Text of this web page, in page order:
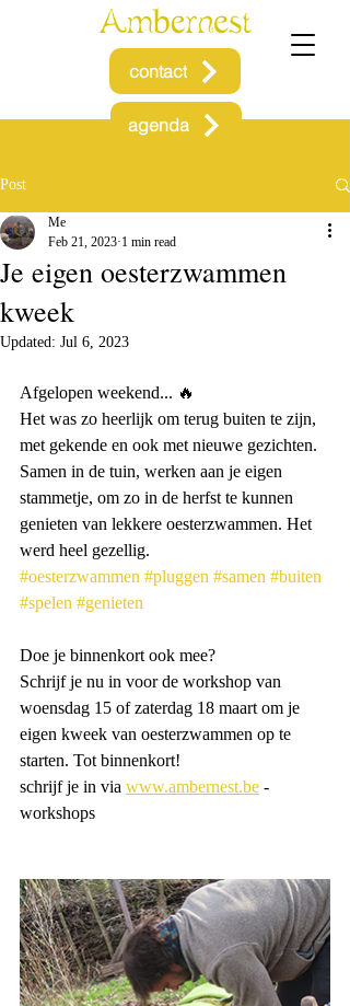
contact
agenda
Post
Je eigen oesterzwammen
kweek
Me
Feb 21, 2023 1 min read
Updated: Jul 6, 2023
Afgelopen weekend... 🔥
Het was zo heerlijk om terug buiten te zijn,
met gekende en ook met nieuwe gezichten.
Samen in de tuin, werken aan je eigen
stammetje, om zo in de herfst te kunnen
genieten van lekkere oesterzwammen. Het
werd heel gezellig.
#oesterzwammen #pluggen #samen #buiten
#spelen #genieten
Doe je binnenkort ook mee?
Schrijf je nu in voor de workshop van
woensdag 15 of zaterdag 18 maart om je
eigen kweek van oesterzwammen op te
starten. Tot binnenkort!
schrijf je in via www.ambernest.be -
workshops